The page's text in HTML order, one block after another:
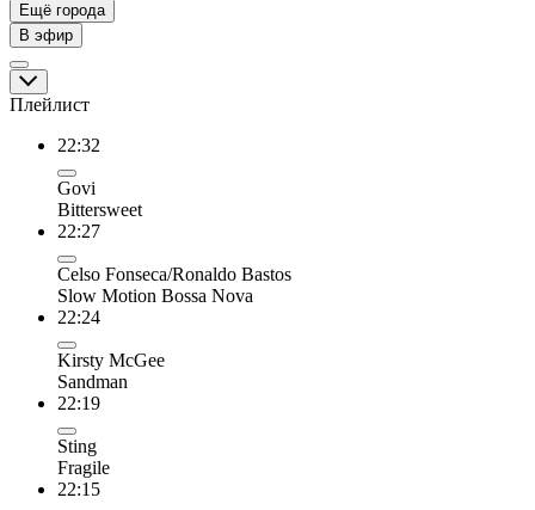
Ещё города
В эфир
Плейлист
22:32
Govi
Bittersweet
22:27
Celso Fonseca/Ronaldo Bastos
Slow Motion Bossa Nova
22:24
Kirsty McGee
Sandman
22:19
Sting
Fragile
22:15